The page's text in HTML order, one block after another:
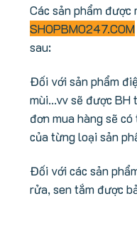
Các sản phẩm được
SHOPBMO247.COM
sau:
Đối với sản phẩm
mùi...vv sẽ được
đơn mua hàng sẽ
của từng loại sản
Đối với các sản
rửa, sen tắm được